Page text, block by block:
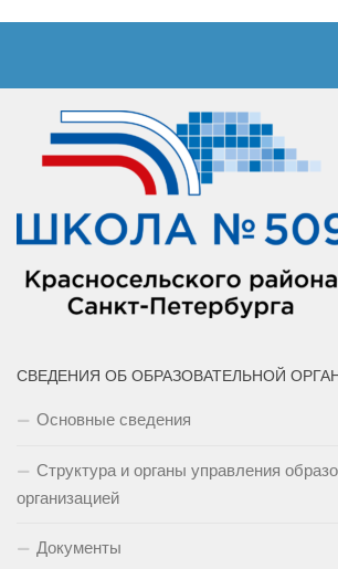
СВЕДЕНИЯ ОБ ОБРАЗОВАТЕЛЬНОЙ
Основные сведения
Структура и органы управления
организацией
Документы